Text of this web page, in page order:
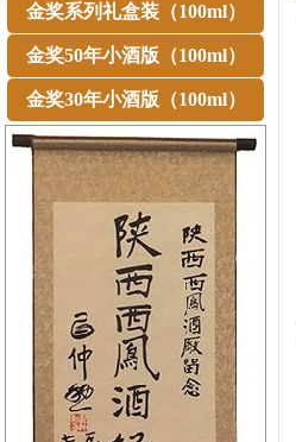
金奖系列礼盒装（100ml）
金奖50年小酒版（100ml）
金奖30年小酒版（100ml）